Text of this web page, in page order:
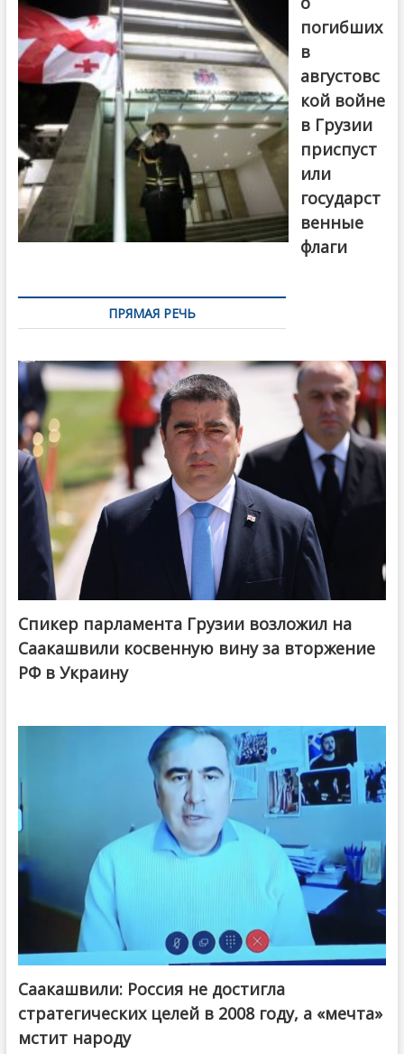
погибших
в
августовс
кой войне
в Грузии
приспуст
или
государст
венные
флаги
ПРЯМАЯ РЕЧЬ
Спикер парламента Грузии возложил на
Саакашвили косвенную вину за вторжение
РФ в Украину
Саакашвили: Россия не достигла
стратегических целей в 2008 году, а «мечта»
мстит народу